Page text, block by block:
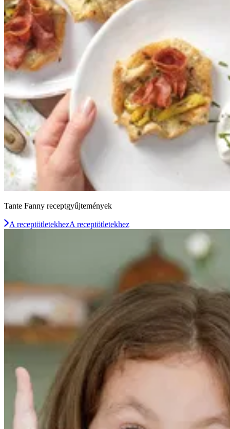
Tante Fanny receptgyűjtemények
A receptötletekhezA receptötletekhez